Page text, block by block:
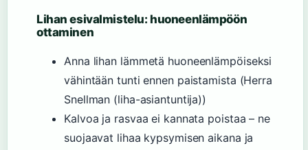
Lihan esivalmistelu: huoneenlämpöön
ottaminen
Anna lihan lämmetä huoneenlämpöiseksi
vähintään tunti ennen paistamista (Herra
Snellman (liha-asiantuntija))
Kalvoa ja rasvaa ei kannata poistaa – ne
suojaavat lihaa kypsymisen aikana ja